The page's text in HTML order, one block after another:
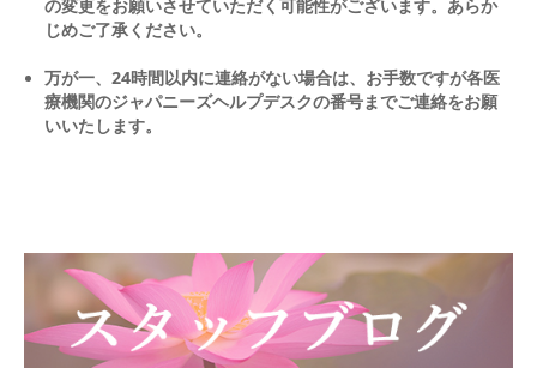
の変更をお願いさせていただく可能性がございます。あらか
じめご了承ください。
万が一、24時間以内に連絡がない場合は、お手数ですが各医
療機関のジャパニーズヘルプデスクの番号までご連絡をお願
いいたします。